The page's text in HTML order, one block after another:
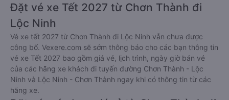
Đặt vé xe Tết 2027 từ Chơn Thành đi
Lộc Ninh
Vé xe tết 2027 từ Chơn Thành đi Lộc Ninh vẫn chưa được
công bố. Vexere.com sẽ sớm thông báo cho các bạn thông tin
vé xe Tết 2027 bao gồm giá vé, lịch trình, ngày giờ bán vé
của các hãng xe khách đi tuyến đường Chơn Thành - Lộc
Ninh và Lộc Ninh - Chơn Thành ngay khi có thông tin từ các
hãng xe.